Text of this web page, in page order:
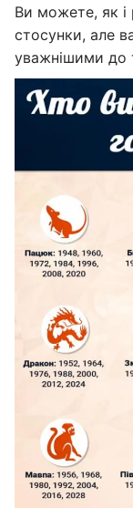
Ви можете, як і
стосунки, але
уважнішими до